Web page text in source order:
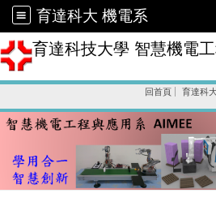
育達科大 機電系
育達科技大學 智慧機電
回首頁 育達科